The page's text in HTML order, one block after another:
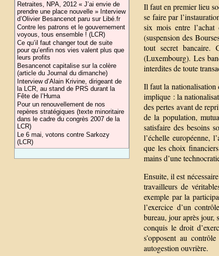
Retraites, NPA, 2012 « J’ai envie de
prendre une place nouvelle » Interview
d’Olivier Besancenot paru sur Libé.fr
Contre les patrons et le gouvernement
voyous, tous ensemble ! (LCR)
Ce qu’il faut changer tout de suite
pour qu’enfin nos vies valent plus que
leurs profits
Besancenot capitalise sur la colère
(article du Journal du dimanche)
Interview d’Alain Krivine, dirigeant de
la LCR, au stand de PRS durant la
Fête de l’Huma
Pour un renouvellement de nos
repères stratégiques (texte minoritaire
dans le cadre du congrès 2007 de la
LCR)
Le 6 mai, votons contre Sarkozy
(LCR)
Il faut en premier lieu
se faire par
six mois entre
(suspension des
tout secret bancaire.
(Luxembourg). Les
interdites de toute
Il faut la nationalisation
implique : la
des pertes avant de
de la population,
satisfaire des besoins
l’échelle européenne,
que les choix
mains d’une
Ensuite, il est
travailleurs de
exemple par la
l’exercice d’un
bureau, jour après jour,
conquis le droit
s’opposent au
autogestion ouvrière.